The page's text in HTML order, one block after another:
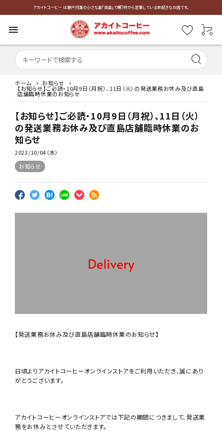
アカイトコーヒー は瀬戸内海の小さな島『直島』で朝7時から営業している早起きなお店です。
menu
ホーム お知らせ
【お知らせ】ご必読・10月9日（月祝）、11日（火）の発送業務お休み及び直島
店舗臨時休業のお知らせ
【お知らせ】ご必読・10月9日（月祝）、11日（火）
の発送業務お休み及び直島店舗臨時休業のお
知らせ
2023/10/04（水）
お知らせ
【発送業務お休み及び直島店舗臨時休業のお知らせ】
日頃よりアカイトコーヒーオンラインストアをご利用いただき、誠にあり
がとうございます。
アカイトコーヒーオンラインストアでは下記の期間につきまして、発送業
務をお休みとさせていただきます。